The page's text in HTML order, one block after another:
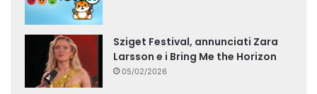
Sziget Festival, annunciati Zara
Larsson e i Bring Me the Horizon
05/02/2026